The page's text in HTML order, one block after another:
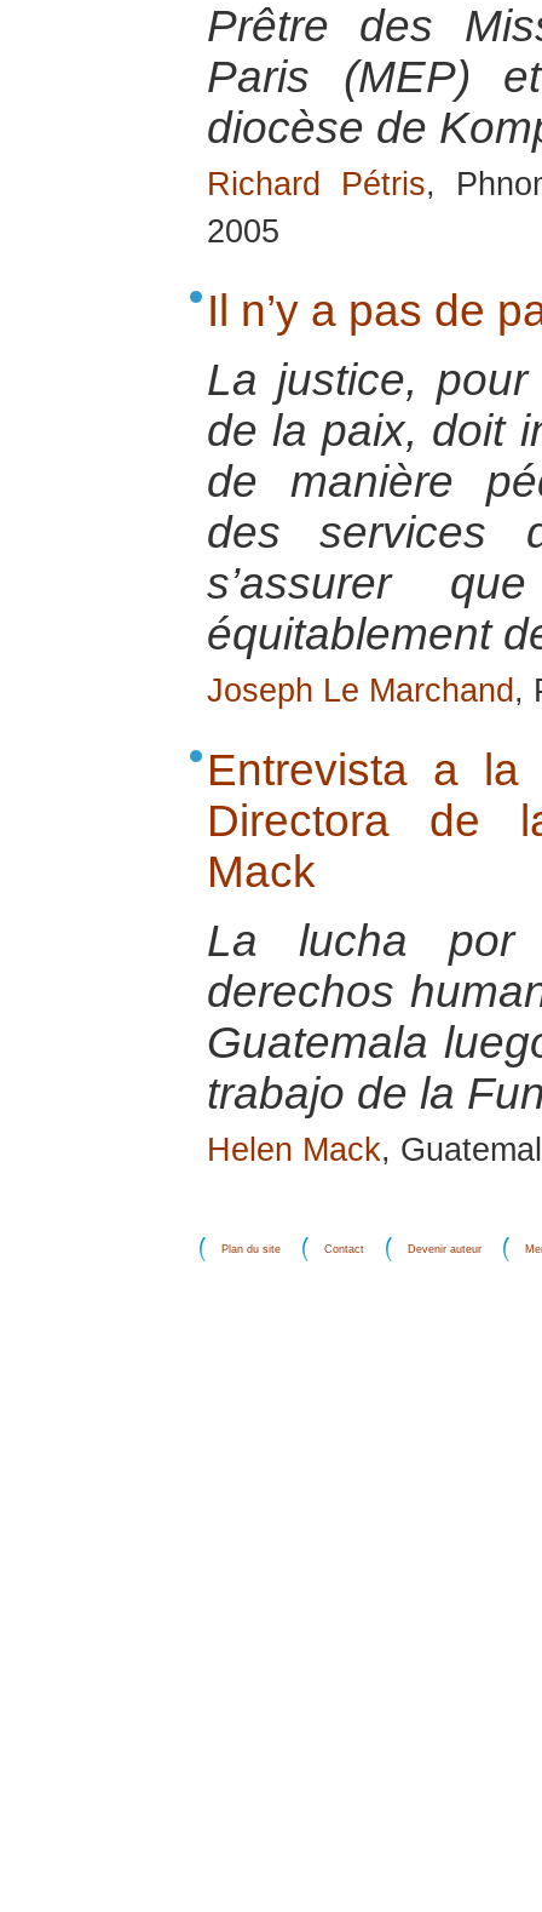
Prêtre des
Paris (MEP)
diocèse de
Richard Pétris,
2005
Il n’y a pas de
La justice,
de la paix, doit
de manière
des services
s’assurer
équitablement
Joseph Le Marchand ,
Entrevista a la
Directora de
Mack
La lucha
derechos
Guatemala
trabajo de la
Helen Mack,
Plan du site Contact Devenir auteur